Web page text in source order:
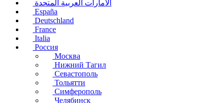
الأمارات العربية المتحدة
España
Deutschland
France
Italia
Россия
Москва
Нижний Тагил
Севастополь
Тольятти
Симферополь
Челябинск